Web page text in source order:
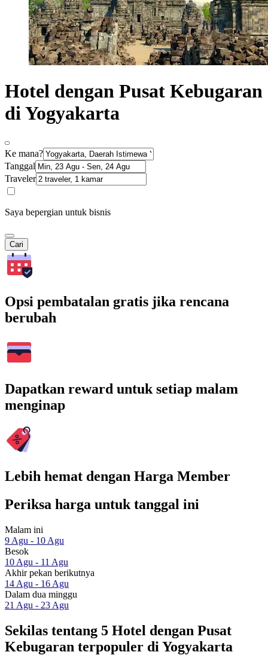
Hotel dengan Pusat Kebugaran
di Yogyakarta
Ke mana?
Tanggal
Traveler
Saya bepergian untuk bisnis
Cari
Opsi pembatalan gratis jika rencana
berubah
Dapatkan reward untuk setiap malam
menginap
Lebih hemat dengan Harga Member
Periksa harga untuk tanggal ini
Malam ini
9 Agu - 10 Agu
Besok
10 Agu - 11 Agu
Akhir pekan berikutnya
14 Agu - 16 Agu
Dalam dua minggu
21 Agu - 23 Agu
Sekilas tentang 5 Hotel dengan Pusat
Kebugaran terpopuler di Yogyakarta